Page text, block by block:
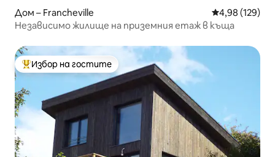
Дом – Francheville Средна
4,98 (129)
Независимо жилище на приземния етаж в къща
Най-популярен избор на гостите
Избор на гостите